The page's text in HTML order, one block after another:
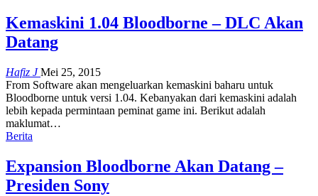
Kemaskini 1.04 Bloodborne – DLC Akan
Datang
Hafiz JMei 25, 2015
From Software akan mengeluarkan kemaskini baharu untuk
Bloodborne untuk versi 1.04. Kebanyakan dari kemaskini adalah
lebih kepada permintaan peminat game ini. Berikut adalah
maklumat…
Berita
Expansion Bloodborne Akan Datang –
Presiden Sony